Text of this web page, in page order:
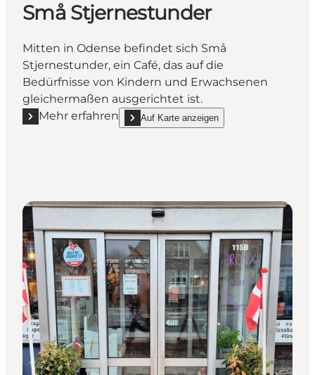
Små Stjernestunder
Mitten in Odense befindet sich Små
Stjernestunder, ein Café, das auf die
Bedürfnisse von Kindern und Erwachsenen
gleichermaßen ausgerichtet ist.
Mehr erfahren
Mehr erfahren "Små Stjernestunder"
Auf Karte anzeigen
show Små Stjernestunder on_map